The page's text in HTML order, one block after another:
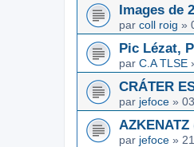
Images de
par coll roig »
Pic Lézat,
par C.A TLSE
CRÁTER
par jefoce »
par jefoce »